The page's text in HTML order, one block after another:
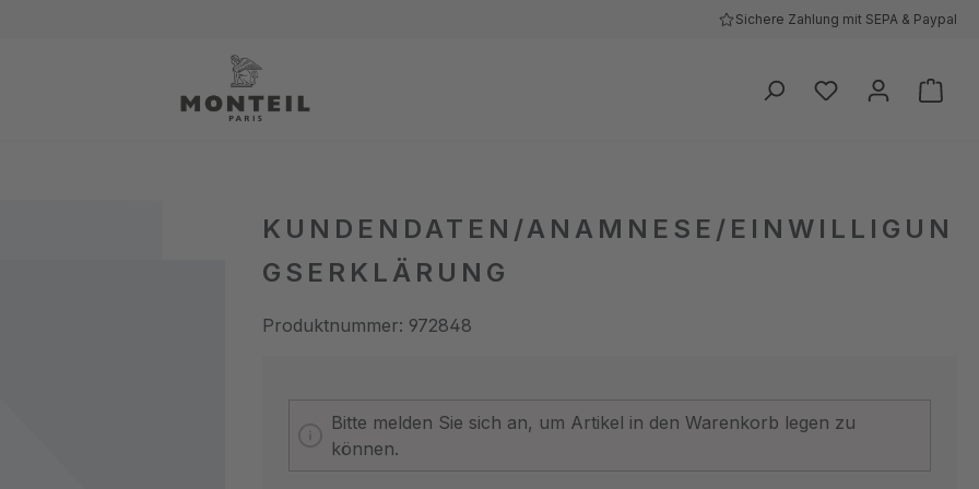
Sichere Zahlung mit SEPA & Paypal
KUNDENDATEN/ANAMNESE/EINWILLIGUN
GSERKLÄRUNG
Produktnummer: 972848
Bitte melden Sie sich an, um Artikel in den Warenkorb legen zu
können.